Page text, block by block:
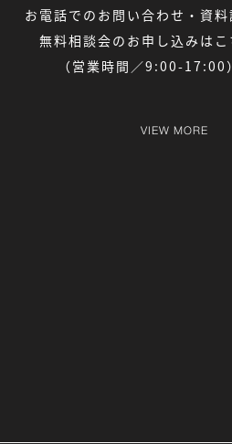
お電話でのお問い合わせ・資料
無料相談会のお申し込みはこ
（営業時間／9:00-17:00）
VIEW MORE